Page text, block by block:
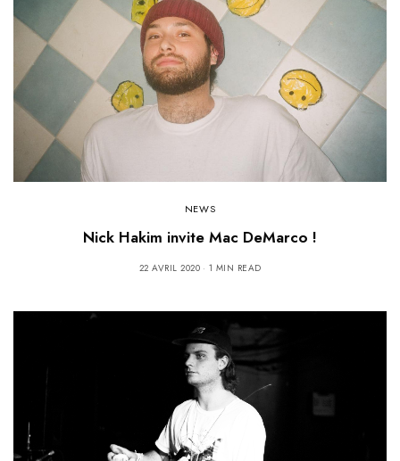
NEWS
Nick Hakim invite Mac DeMarco !
22 AVRIL 2020 1 MIN READ